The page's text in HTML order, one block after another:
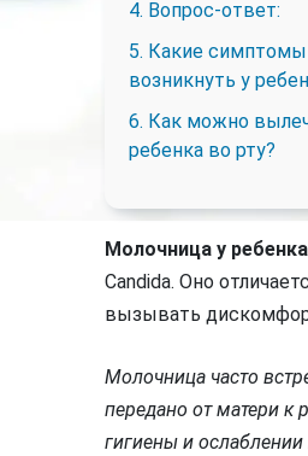
4. Вопрос-ответ:
5. Какие
возникнуть у
6. Как можно
ребенка во рту?
Молочница у
Candida. Оно
вызывать
Молочница часто
передано от матери
гигиены и